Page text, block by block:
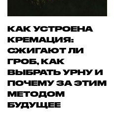
КАК УСТРОЕНА
КРЕМАЦИЯ:
СЖИГАЮТ ЛИ
ГРОБ, КАК
ВЫБРАТЬ УРНУ И
ПОЧЕМУ ЗА ЭТИМ
МЕТОДОМ
БУДУЩЕЕ